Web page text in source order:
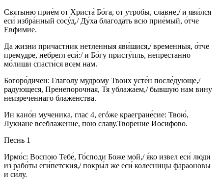
Святыню прие́м от Христа́ Бо́га, от утробы, славне,/ и яви́лся
еси́ избра́нный сосу́д,/ Ду́ха благода́ть всю прие́мый, о́тче
Евфимие.
Да жизни причастник нетленныя яви́шися,/ временныя, о́тче
премудре, небрегл еси́:/ и Бо́гу присту́пль, непрестанно
мо́лиши спасти́ся всем нам.
Богоро́дичен: Глаголу мудрому Твоих усте́н после́дующе,/
радующеся, Пренепорочная, Тя ублажа́ем,/ бывшую нам вину
неизреченнаго блаженства.
Ин кано́н мученика, глас 4, егóже краегране́сие: Твою́,
Лукиане всеблаженне, пою славу.Творение Иосифово.
Песнь 1
Ирмо́с: Воспою Тебе́, Го́споди Боже мой,/ я́ко извел еси́ люди
из рабо́ты еги́петския,/ покры́л же еси́ колесницы фараоновы
и си́лу.